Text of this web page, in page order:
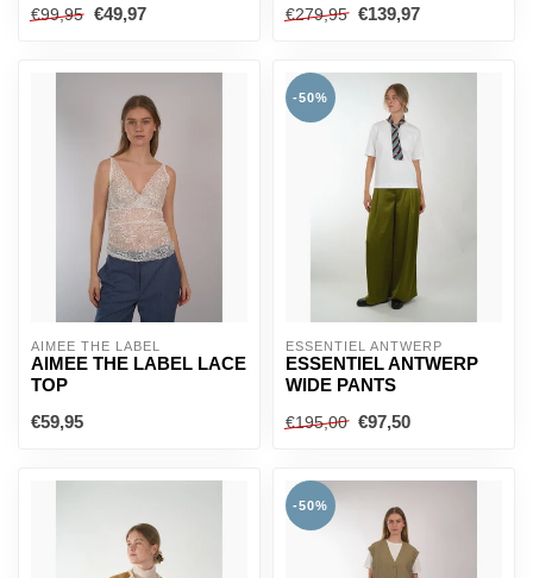
€99,95 €49,97 €279,95 €139,97
AÍMÉE THE LABEL
AIMEE THE LABEL LACE
TOP
€59,95
-50%
ESSENTIEL ANTWERP
ESSENTIEL ANTWERP
WIDE PANTS
€195,00 €97,50
-50%